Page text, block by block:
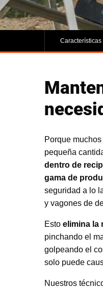
Porque
pequeña
dentro de
gama de
seguridad a lo
y vagones de
Esto elimina la
pinchando el
golpeando el
solo puede
Nuestros